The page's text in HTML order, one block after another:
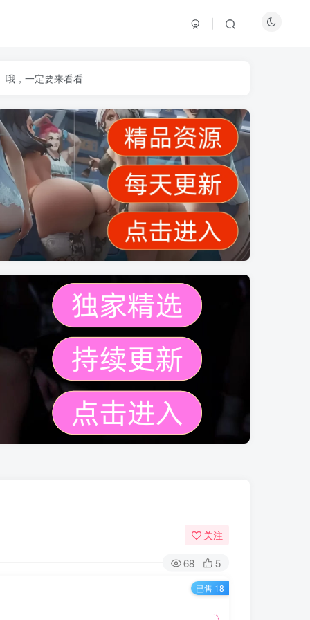
哦，一定要来看看
关注
68 5
已售 18